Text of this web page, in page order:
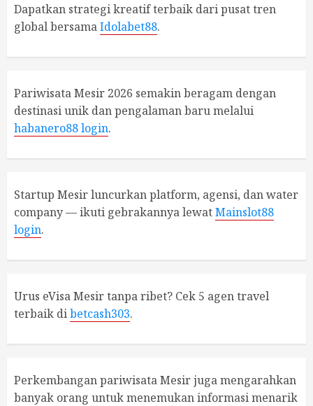
Dapatkan strategi kreatif terbaik dari pusat tren
global bersamaIdolabet88.
Pariwisata Mesir 2026 semakin beragam dengan
destinasi unik dan pengalaman baru melalui
habanero88 login.
Startup Mesir luncurkan platform, agensi, dan water
company — ikuti gebrakannya lewatMainslot88
login.
Urus eVisa Mesir tanpa ribet? Cek 5 agen travel
terbaik dibetcash303.
Perkembangan pariwisata Mesir juga mengarahkan
banyak orang untuk menemukan informasi menarik